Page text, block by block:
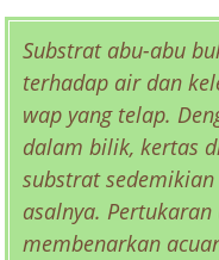
Substrat abu-abu
terhadap air dan
wap yang telap.
dalam bilik, kertas
substrat
asalnya.
membenarkan